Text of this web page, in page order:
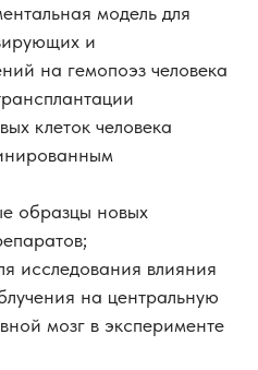
модель для
и
на гемопоэз человека
клеток человека
образцы новых
исследования влияния
на центральную
мозг в эксперименте